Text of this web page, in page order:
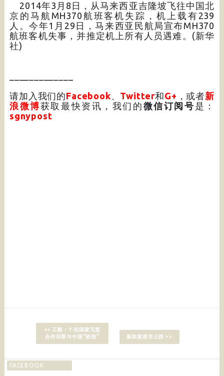
2014年3月8日，从马来西亚吉隆坡飞往中国北
京的马航MH370航班客机失踪，机上载有239
人。今年1月29日，马来西亚民航局宣布MH370
航班客机失事，并推定机上所有人员遇难。(新华
社)
请加入我们的Facebook、 Twitter和G+ ，或者新
浪微博获取最快资讯，我们的 微信订阅号 是：
sgnypost
<< 王毅：个别国家无意
合作却要与中国“较劲”
新加坡股市止跌 >>
FACEBOOK